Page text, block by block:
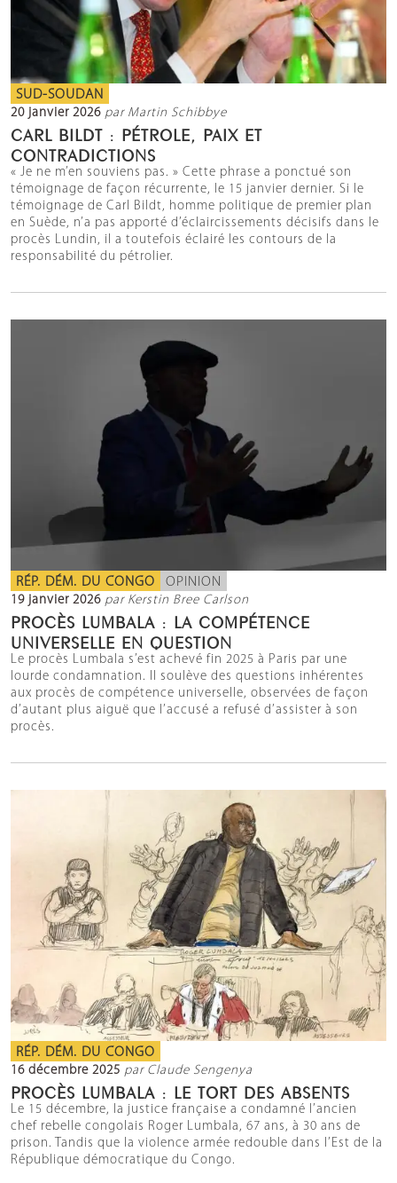
SUD-SOUDAN
20 janvier 2026 par Martin Schibbye
CARL BILDT : PÉTROLE, PAIX ET
CONTRADICTIONS
« Je ne m’en souviens pas. » Cette phrase a ponctué son
témoignage de façon récurrente, le 15 janvier dernier. Si le
témoignage de Carl Bildt, homme politique de premier plan
en Suède, n’a pas apporté d’éclaircissements décisifs dans le
procès Lundin, il a toutefois éclairé les contours de la
responsabilité du pétrolier.
RÉP. DÉM. DU CONGO OPINION
19 janvier 2026 par Kerstin Bree Carlson
PROCÈS LUMBALA : LA COMPÉTENCE
UNIVERSELLE EN QUESTION
Le procès Lumbala s’est achevé fin 2025 à Paris par une
lourde condamnation. Il soulève des questions inhérentes
aux procès de compétence universelle, observées de façon
d’autant plus aiguë que l’accusé a refusé d’assister à son
procès.
RÉP. DÉM. DU CONGO
16 décembre 2025 par Claude Sengenya
PROCÈS LUMBALA : LE TORT DES ABSENTS
Le 15 décembre, la justice française a condamné l’ancien
chef rebelle congolais Roger Lumbala, 67 ans, à 30 ans de
prison. Tandis que la violence armée redouble dans l’Est de la
République démocratique du Congo.